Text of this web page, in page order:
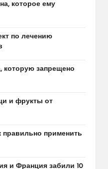
которое ему
по лечению
которую запрещено
и фрукты от
правильно применить
и Франция забили 10